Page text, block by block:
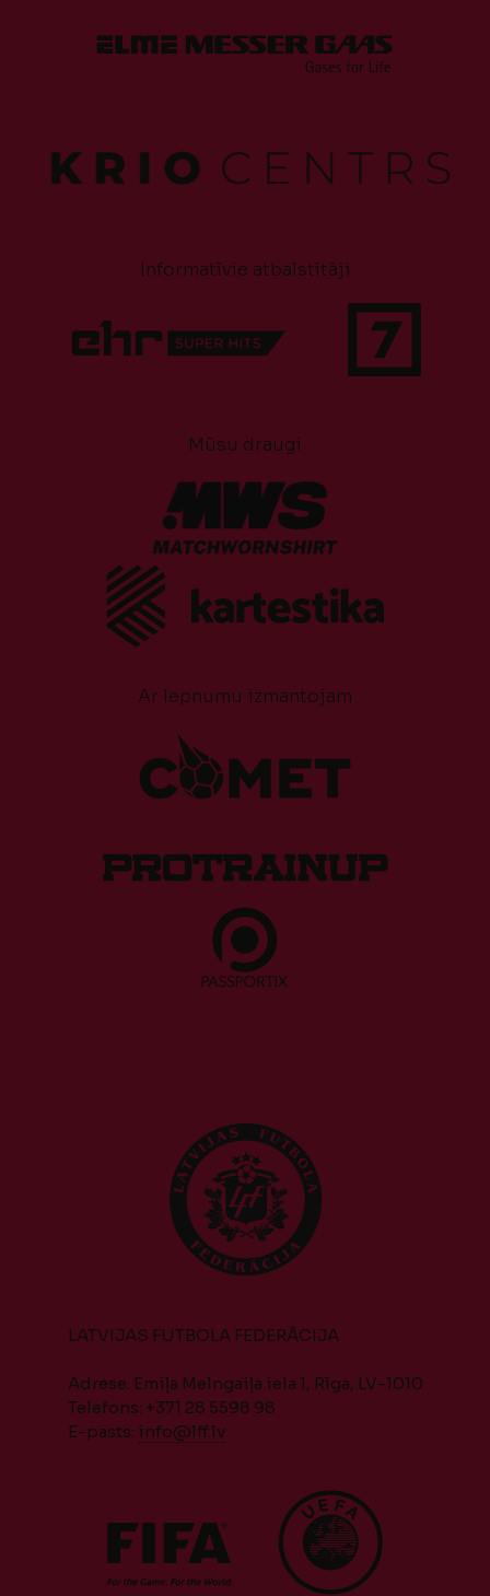
Informatīvie atbalstītāji
Mūsu draugi
Ar lepnumu izmantojam
LATVIJAS FUTBOLA FEDERĀCIJA
Adrese: Emiļa Melngaiļa iela 1, Rīga, LV-1010
Telefons: +371 28 5598 98
E-pasts: info@lff.lv